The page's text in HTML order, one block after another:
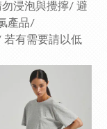
浸泡與攪擰/ 避
產品/
有需要請以低